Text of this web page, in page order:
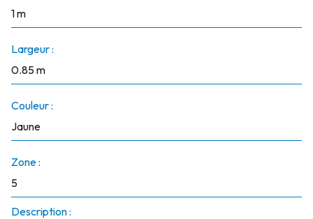
1 m
Largeur :
0.85 m
Couleur :
Jaune
Zone :
5
Description :